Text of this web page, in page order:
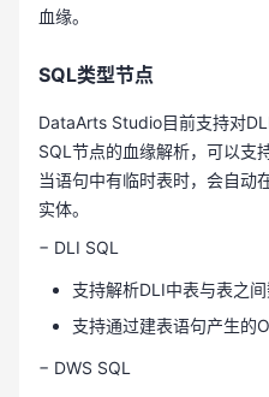
血缘。
SQL类型节点
DataArts Studio目前支持对
SQL节点的血缘解析，可以支
当语句中有临时表时，会自动
实体。
− DLI SQL
支持解析DLI中表与表之间
支持通过建表语句产生的
− DWS SQL